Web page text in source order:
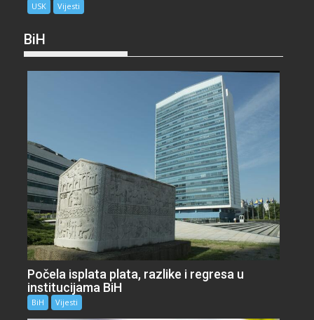
USK Vijesti
BiH
Počela isplata plata, razlike i regresa u
institucijama BiH
BiH Vijesti